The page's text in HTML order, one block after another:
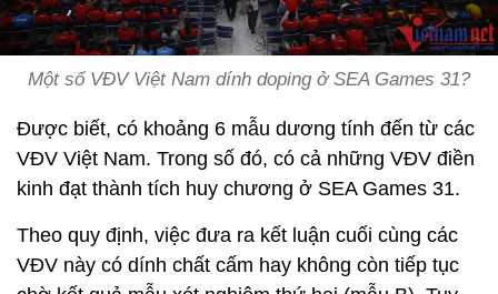
Một số VĐV Việt Nam dính doping ở SEA Games 31?
Được biết, có khoảng 6 mẫu dương tính đến từ các
VĐV Việt Nam. Trong số đó, có cả những VĐV điền
kinh đạt thành tích huy chương ở SEA Games 31.
Theo quy định, việc đưa ra kết luận cuối cùng các
VĐV này có dính chất cấm hay không còn tiếp tục